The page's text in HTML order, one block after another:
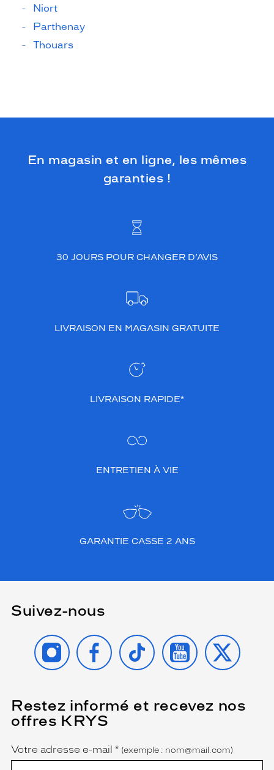
Niort
Parthenay
Thouars
En magasin et en ligne, les mêmes
garanties !
30 JOURS POUR CHANGER D’AVIS
LIVRAISON EN MAGASIN GRATUITE
LIVRAISON RAPIDE*
ENTRETIEN À VIE
GARANTIE CASSE 2 ANS
Suivez-nous
INSTAGRAMFACEBOOK
TIKTOK YOUTUBE
X
Restez informé et recevez nos
offres KRYS
Name
Votre adresse e-mail *
(Ce
champ
est
obligatoire)
(exemple : nom@mail.com)